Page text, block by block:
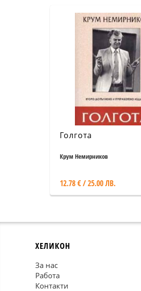
Голгота
Крум Немирников
12.78 € / 25.00 ЛВ.
ХЕЛИКОН
За нас
Работа
Контакти